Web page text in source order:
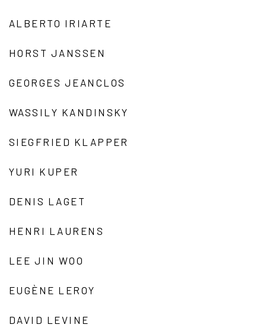
ALBERTO IRIARTE
HORST JANSSEN
GEORGES JEANCLOS
WASSILY KANDINSKY
SIEGFRIED KLAPPER
YURI KUPER
DENIS LAGET
HENRI LAURENS
LEE JIN WOO
EUGÈNE LEROY
DAVID LEVINE